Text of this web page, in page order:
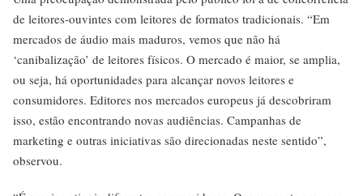
de leitores-ouvintes com leitores de formatos tradicionais. “Em
mercados de áudio mais maduros, vemos que não há
‘canibalização’ de leitores físicos. O mercado é maior, se amplia,
ou seja, há oportunidades para alcançar novos leitores e
consumidores. Editores nos mercados europeus já descobriram
isso, estão encontrando novas audiências. Campanhas de
marketing e outras iniciativas são direcionadas neste sentido”,
observou.